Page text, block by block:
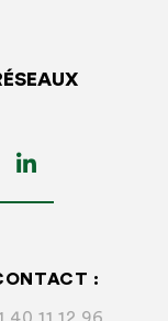
:
40 11 12 96